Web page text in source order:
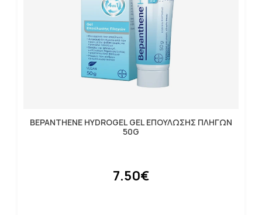
BEPANTHENE HYDROGEL GEL ΕΠΟΥΛΩΣΗΣ ΠΛΗΓΩΝ
50G
7.50€